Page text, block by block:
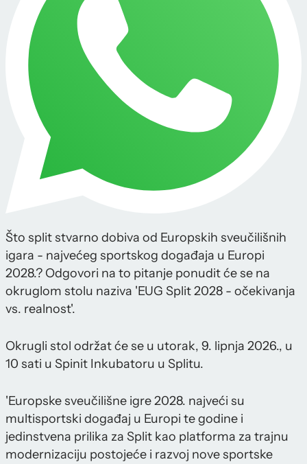
Što split stvarno dobiva od Europskih sveučilišnih
igara - najvećeg sportskog događaja u Europi
2028.? Odgovori na to pitanje ponudit će se na
okruglom stolu naziva 'EUG Split 2028 - očekivanja
vs. realnost'.
Okrugli stol održat će se u utorak, 9. lipnja 2026., u
10 sati u Spinit Inkubatoru u Splitu.
'Europske sveučilišne igre 2028. najveći su
multisportski događaj u Europi te godine i
jedinstvena prilika za Split kao platforma za trajnu
modernizaciju postojeće i razvoj nove sportske